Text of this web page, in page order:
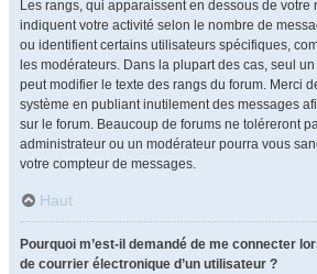
Les rangs, qui apparaissent en dessous de votre
indiquent votre activité selon le nombre de
ou identifient certains utilisateurs spécifiques,
les modérateurs. Dans la plupart des cas, seul
peut modifier le texte des rangs du forum. Merci
système en publiant inutilement des messages
sur le forum. Beaucoup de forums ne toléreront
administrateur ou un modérateur pourra vous
votre compteur de messages.
Haut
Pourquoi m’est-il demandé de me connecter
de courrier électronique d’un utilisateur ?